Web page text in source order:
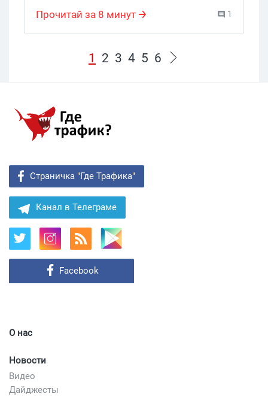
Прочитай за 8 минут 1
1 2 3 4 5 6
Страничка "Где Трафика"
Канал в Телеграме
О нас
Новости
Видео
Дайджесты
Facebook